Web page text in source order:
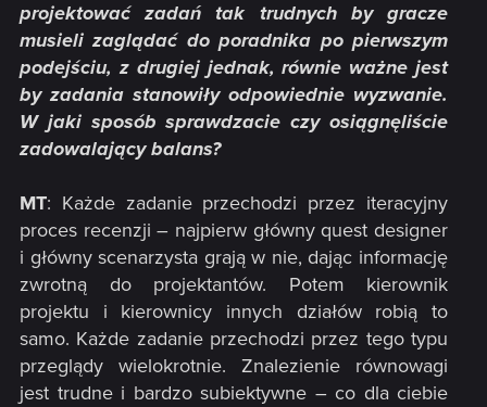
projektować zadań tak trudnych by gracze
musieli zaglądać do poradnika po pierwszym
podejściu, z drugiej jednak, równie ważne jest
by zadania stanowiły odpowiednie wyzwanie.
W jaki sposób sprawdzacie czy osiągnęliście
zadowalający balans?
MT: Każde zadanie przechodzi przez iteracyjny
proces recenzji – najpierw główny quest designer
i główny scenarzysta grają w nie, dając informację
zwrotną do projektantów. Potem kierownik
projektu i kierownicy innych działów robią to
samo. Każde zadanie przechodzi przez tego typu
przeglądy wielokrotnie. Znalezienie równowagi
jest trudne i bardzo subiektywne – co dla ciebie